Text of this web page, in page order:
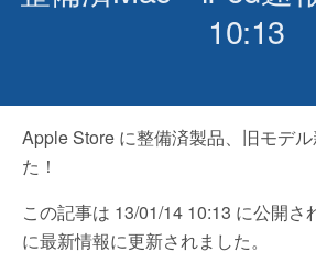
10:13
Apple Store に整備済製品、旧モデ
た！
この記事は 13/01/14 10:13 に公開さ
に最新情報に更新されました。